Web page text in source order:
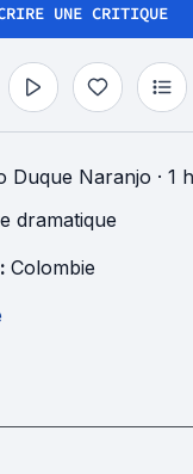
UNE CRITIQUE
Duque Naranjo · 1
dramatique
Colombie